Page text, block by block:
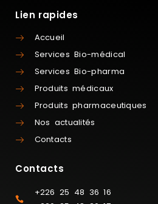
Lien rapides
Accueil
Services Bio-médical
Services Bio-pharma
Produits médicaux
Produits pharmaceutiques
Nos actualités
Contacts
Contacts
+226 25 48 36 16